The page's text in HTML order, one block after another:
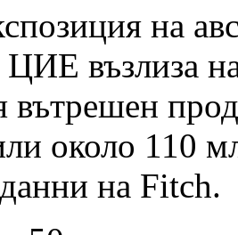
на
възлиза
вътрешен
около 110
на Fitch.